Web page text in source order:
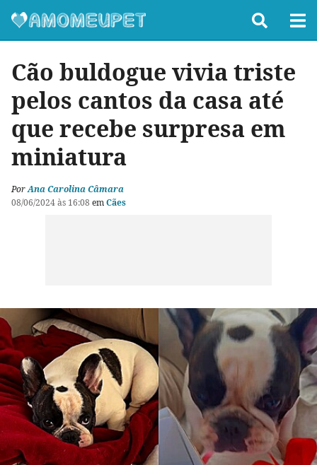
Cão buldogue vivia triste
pelos cantos da casa até
que recebe surpresa em
miniatura
PorAna Carolina Câmara
08/06/2024 às 16:08 emCães